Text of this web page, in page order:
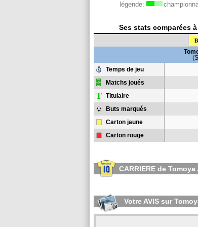
légende:
Ses stats comparées
Temps de jeu
Matchs joués
T Titulaire
Buts marqués
Carton jaune
Carton rouge
CARRIERE de Tomoya
Votre AVIS sur